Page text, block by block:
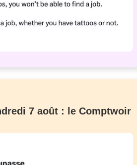
7 août : le Comptwoir